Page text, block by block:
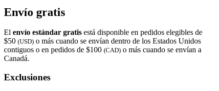
Envío gratis
El envío estándar gratis está disponible en pedidos elegibles de
$50 (USD) o más cuando se envían dentro de los Estados Unidos
contiguos o en pedidos de $100 (CAD) o más cuando se envían a
Canadá.
Exclusiones